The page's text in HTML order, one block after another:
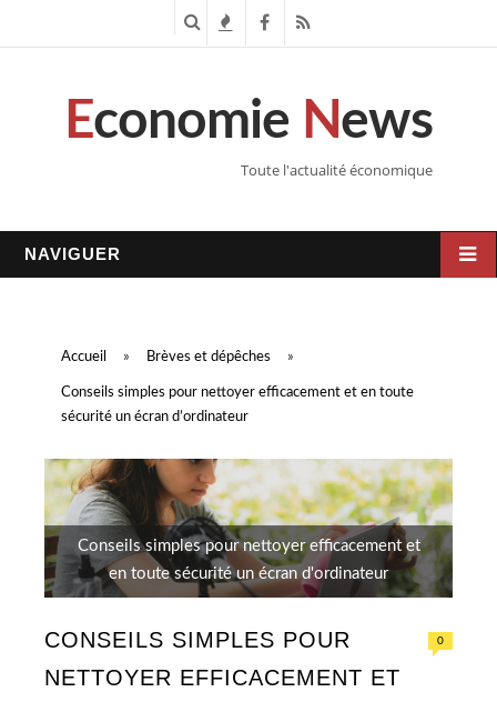
c n
s
F
c
R
S
Economie News
Toute l'actualité économique
NAVIGUER
Accueil » Brèves et dépêches »
Conseils simples pour nettoyer efficacement et en toute
sécurité un écran d’ordinateur
Conseils simples pour nettoyer efficacement et
en toute sécurité un écran d'ordinateur
CONSEILS SIMPLES POUR
NETTOYER EFFICACEMENT ET
0